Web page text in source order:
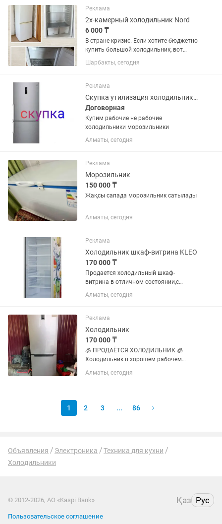
рестораны, в больницу. В наличии 40
шт...
Реклама
2х-камерный холодильник Nord
6 000 ₸
В стране кризис. Если хотите бюджетно
купить большой холодильник, вот
решение. Продам холодильник NORD
Цена: 6000. тг Торг реально есть Нет
полки, решётки, ящики и...
Шарбакты, сегодня
Реклама
Скупка утилизация холодильников
Договорная
Купим рабочие не рабочие
холодильники морозильники
Алматы, сегодня
Реклама
Морозильник
150 000 ₸
Жақсы сапада морозильник сатылады
Алматы, сегодня
Реклама
Холодильник шкаф-витрина KLEO
170 000 ₸
Продается холодильный шкаф-
витрина в отличном состоянии,с
компрессором Embraco, который
считается надежным! Использовался
Алматы, сегодня
Реклама
Холодильник
170 000 ₸
🧊 ПРОДАЁТСЯ ХОЛОДИЛЬНИК 🧊
Холодильник в хорошем рабочем
цвет, отлично впишётся в
функции работают как...
Алматы, сегодня
1 2 3 ... 86
Объявления Электроника
Техника для кухни
Холодильники
© 2012-2026, АО «Kaspi Bank» Қаз Рус
Пользовательское соглашение